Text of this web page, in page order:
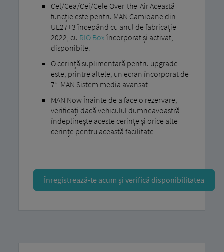
Cel/Cea/Cei/Cele Over-the-Air Această
funcție este pentru MAN Camioane din
UE27+3 începând cu anul de fabricație
2022, cu RIO Box încorporat și activat,
disponibile.
O cerință suplimentară pentru upgrade
este, printre altele, un ecran încorporat de
7”. MAN Sistem media avansat.
MAN Now Înainte de a face o rezervare,
verificați dacă vehiculul dumneavoastră
îndeplinește aceste cerințe și orice alte
cerințe pentru această facilitate.
Înregistrează-te acum și verifică disponibilitatea